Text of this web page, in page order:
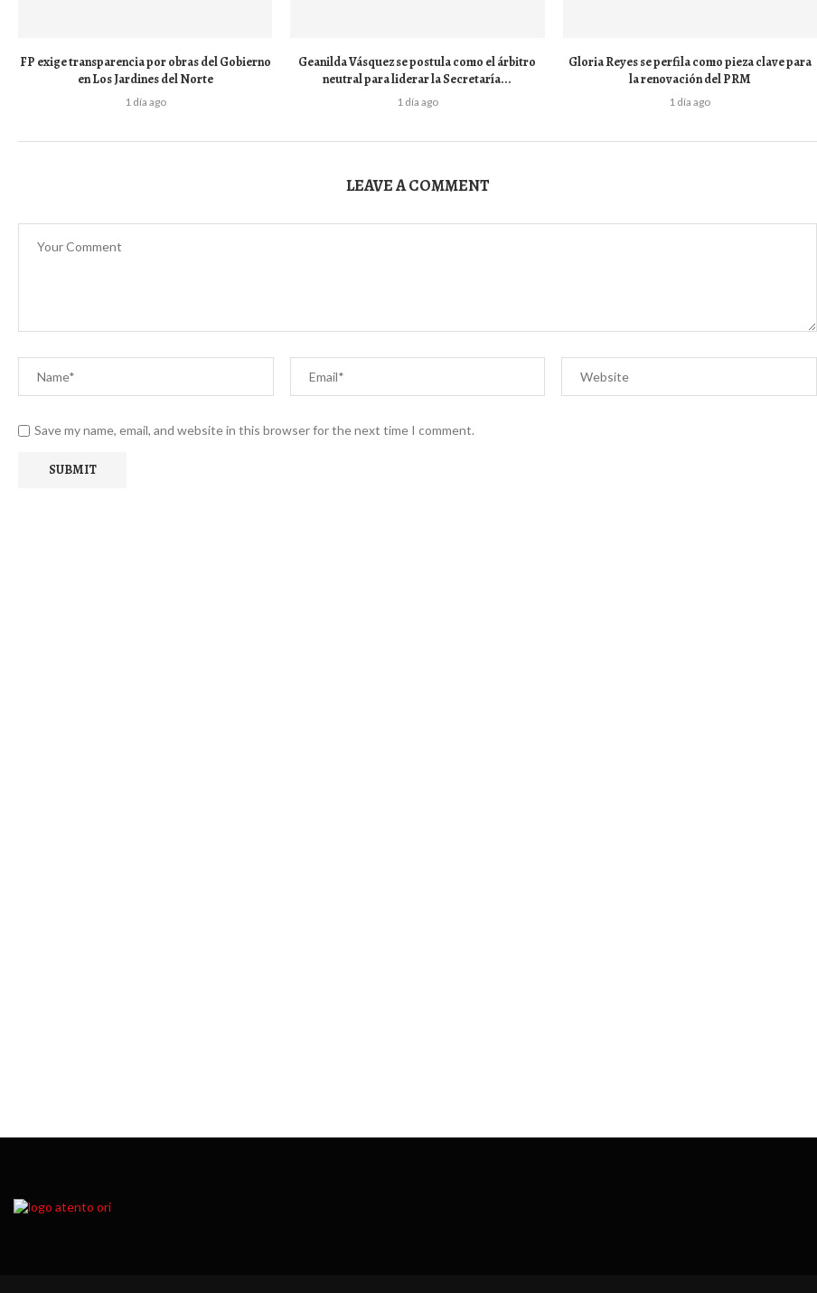
FP exige transparencia por obras del Gobierno
en Los Jardines del Norte
1 día ago
Geanilda Vásquez se postula como el árbitro
neutral para liderar la Secretaría...
1 día ago
Gloria Reyes se perfila como pieza clave para
la renovación del PRM
1 día ago
LEAVE A COMMENT
Save my name, email, and website in this browser for the next time I comment.